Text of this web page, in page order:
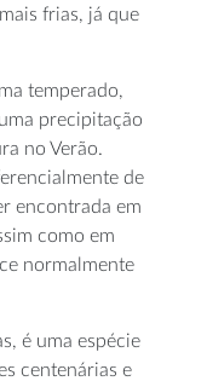
frias, já que
temperado,
precipitação
no Verão.
de
encontrada em
como em
normalmente
é uma espécie
centenárias e